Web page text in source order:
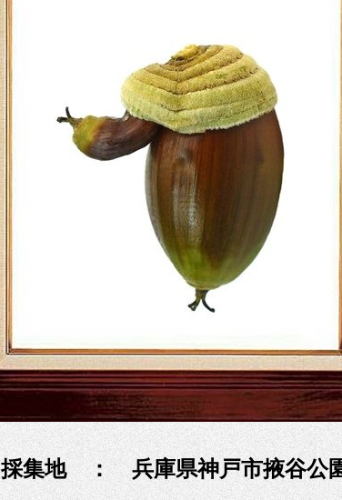
採集地 ： 兵庫県神戸市掖谷公